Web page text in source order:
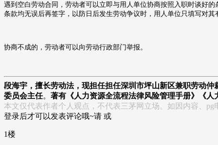
遇到空白劳动合同，劳动者可以立即与用人单位协商按照入职时谈好
条款均无误后再签字，以防日后发生劳动争议时，用人单位只填写对其
协商不成的，劳动者可以向劳动行政部门举报。
段海宇，擅长劳动法，现担任担任深圳市坪山新区兼职劳动
委员会主任。 著有《人力资源全流程法律风险管理手册》《
本文仅代表作者个人观点，不代表三茅网立场。如因内容、
登录后才可以发表评论哦~请 或
1楼